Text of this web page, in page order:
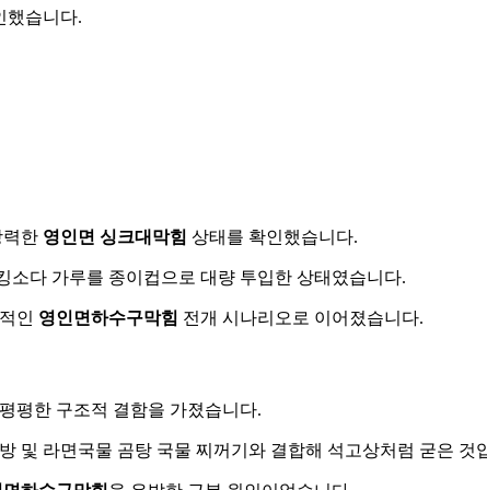
했습니다.
력한 영인면 싱크대막힘 상태를 확인했습니다.
다 가루를 종이컵으로 대량 투입한 상태였습니다.
인 영인면하수구막힘 전개 시나리오로 이어졌습니다.
평한 구조적 결함을 가졌습니다.
및 라면국물 곰탕 국물 찌꺼기와 결합해 석고상처럼 굳은 것